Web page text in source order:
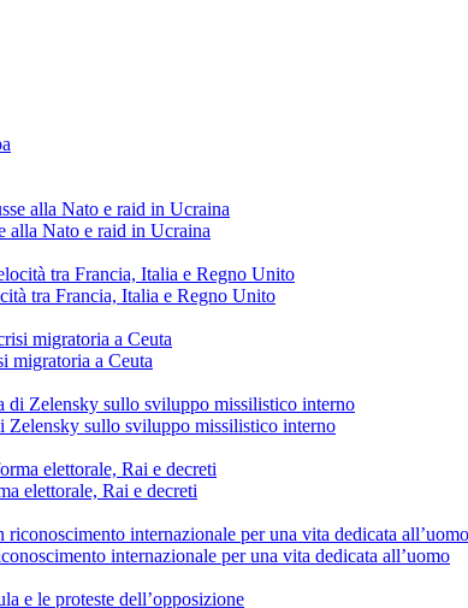
alla Nato e raid in Ucraina
tra Francia, Italia e Regno Unito
migratoria a Ceuta
Zelensky sullo sviluppo missilistico interno
elettorale, Rai e decreti
internazionale per una vita dedicata all’uomo